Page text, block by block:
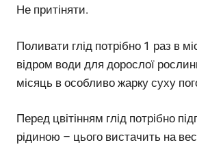
Не притіняти.
Поливати глід потрібно 1 раз в
відром води для дорослої
місяць в особливо жарку суху
Перед цвітінням глід потрібно
рідиною – цього вистачить на